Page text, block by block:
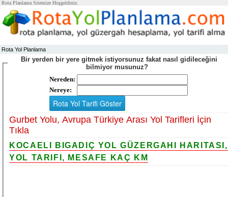
Rota Planlama Sitemize Hoşgeldiniz.
Rota Yol Planlama
Bir yerden bir yere gitmek istiyorsunuz fakat nasıl gidileceğini
bilmiyor musunuz?
Nereden:
Nereye:
Gurbet Yolu, Avrupa Türkiye Arası Yol Tarifleri İçin
Tıkla
KOCAELI BIGADIÇ YOL GÜZERGAHI HARITASI,
YOL TARIFI, MESAFE KAÇ KM